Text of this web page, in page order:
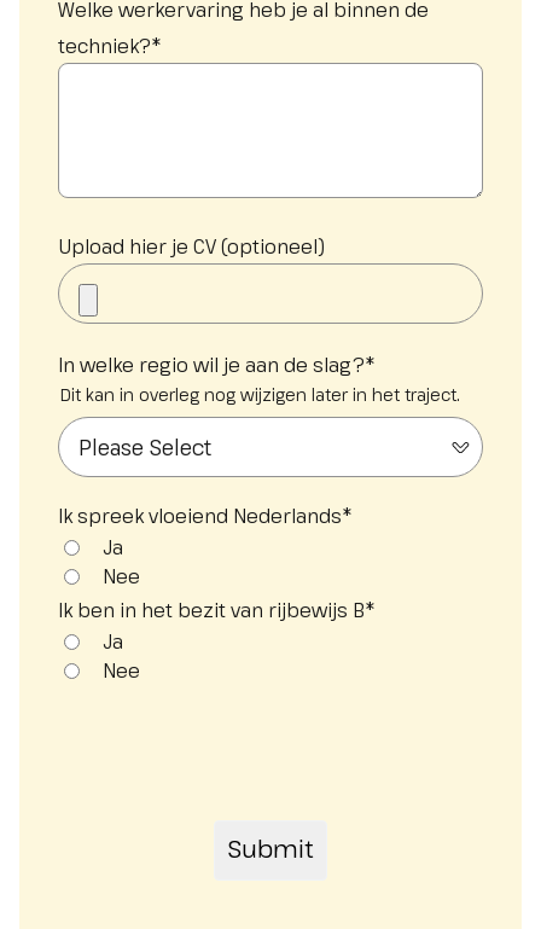
Welke werkervaring heb je al binnen de
techniek?*
Upload hier je CV (optioneel)
In welke regio wil je aan de slag?*
Dit kan in overleg nog wijzigen later in het traject.
Ik spreek vloeiend Nederlands*
Ja
Nee
Ik ben in het bezit van rijbewijs B*
Ja
Nee